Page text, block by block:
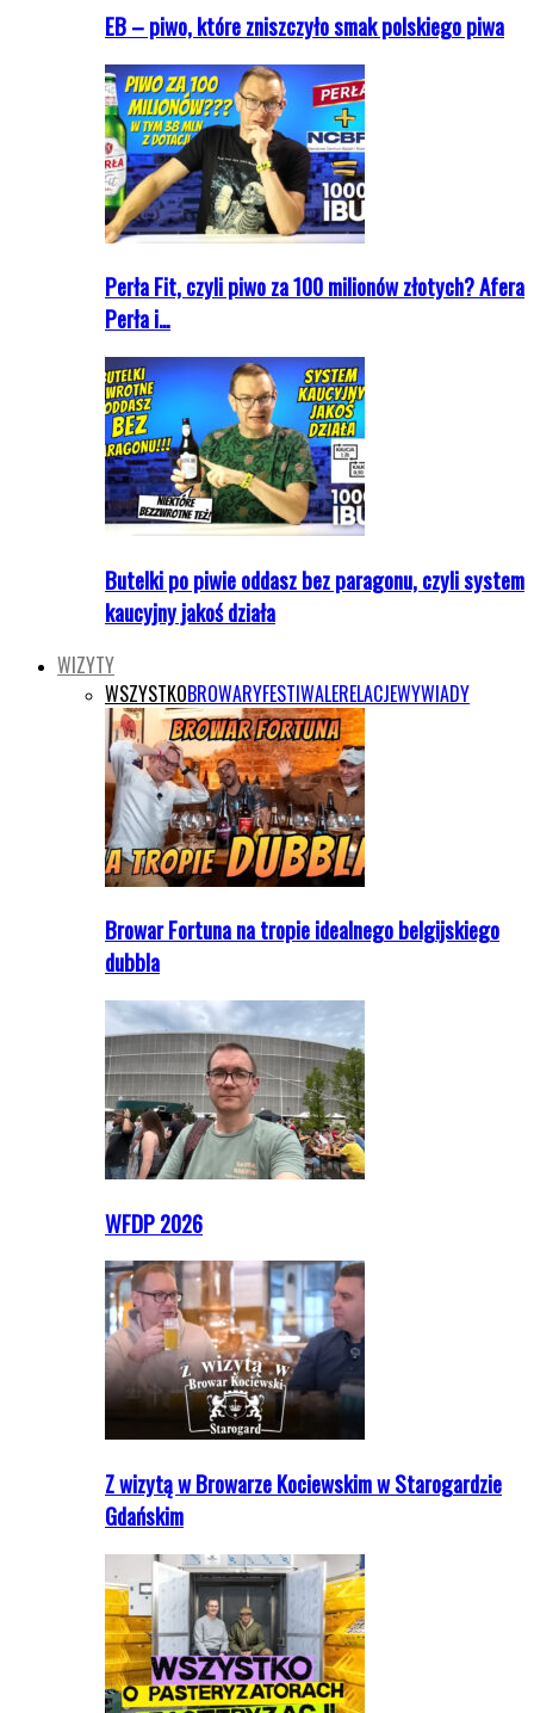
EB – piwo, które zniszczyło smak polskiego piwa
Perła Fit, czyli piwo za 100 milionów złotych? Afera
Perła i…
Butelki po piwie oddasz bez paragonu, czyli system
kaucyjny jakoś działa
WIZYTY
WSZYSTKOBROWARYFESTIWALERELACJEWYWIADY
Browar Fortuna na tropie idealnego belgijskiego
dubbla
WFDP 2026
Z wizytą w Browarze Kociewskim w Starogardzie
Gdańskim